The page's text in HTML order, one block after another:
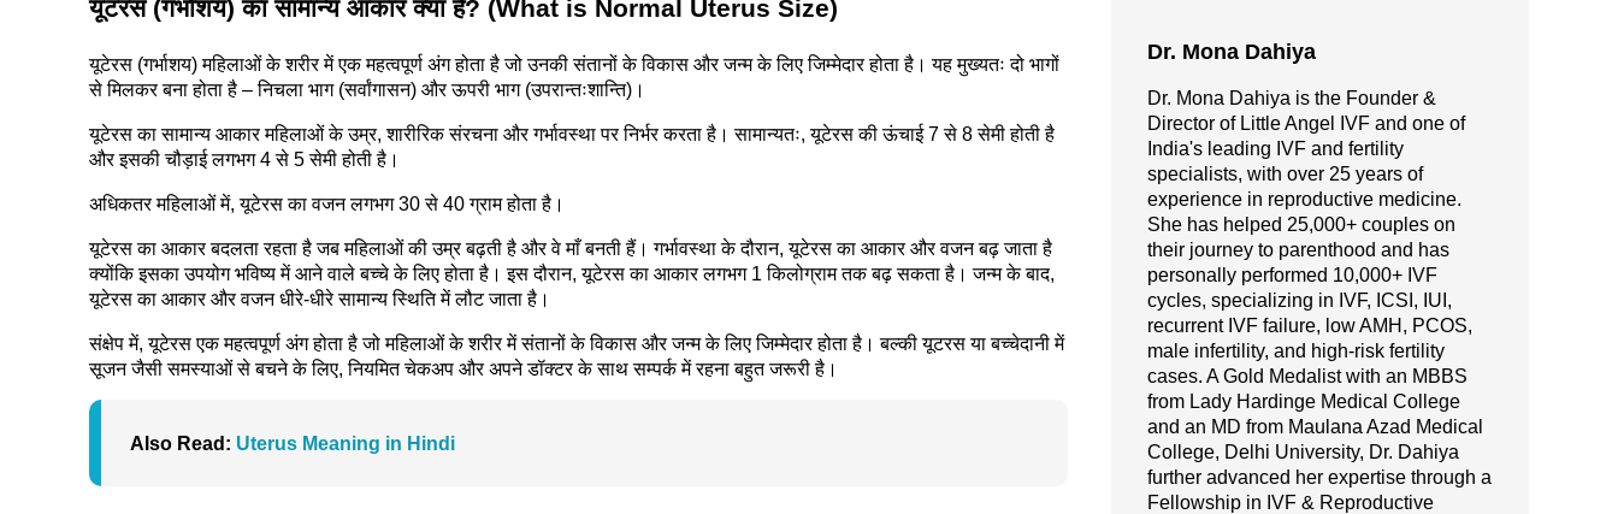
यूटरस (गर्भाशय) का सामान्य आकार क्या है? (What is Normal Uterus Size)
यूटेरस (गर्भाशय) महिलाओं के शरीर में एक महत्वपूर्ण अंग होता है जो उनकी संतानों के विकास और जन्म के लिए जिम्मेदार होता है। यह मुख्यतः दो भागों
से मिलकर बना होता है – निचला भाग (सर्वांगासन) और ऊपरी भाग (उपरान्तःशान्ति)।
यूटेरस का सामान्य आकार महिलाओं के उम्र, शारीरिक संरचना और गर्भावस्था पर निर्भर करता है। सामान्यतः, यूटेरस की ऊंचाई 7 से 8 सेमी होती है
और इसकी चौड़ाई लगभग 4 से 5 सेमी होती है।
अधिकतर महिलाओं में, यूटेरस का वजन लगभग 30 से 40 ग्राम होता है।
यूटेरस का आकार बदलता रहता है जब महिलाओं की उम्र बढ़ती है और वे माँ बनती हैं। गर्भावस्था के दौरान, यूटेरस का आकार और वजन बढ़ जाता है
क्योंकि इसका उपयोग भविष्य में आने वाले बच्चे के लिए होता है। इस दौरान, यूटेरस का आकार लगभग 1 किलोग्राम तक बढ़ सकता है। जन्म के बाद,
यूटेरस का आकार और वजन धीरे-धीरे सामान्य स्थिति में लौट जाता है।
संक्षेप में, यूटेरस एक महत्वपूर्ण अंग होता है जो महिलाओं के शरीर में संतानों के विकास और जन्म के लिए जिम्मेदार होता है। बल्की यूटरस या बच्चेदानी में
सूजन जैसी समस्याओं से बचने के लिए, नियमित चेकअप और अपने डॉक्टर के साथ सम्पर्क में रहना बहुत जरूरी है।
Also Read: Uterus Meaning in Hindi
Dr. Mona Dahiya
Dr. Mona Dahiya is the Founder &
Director of Little Angel IVF and one of
India's leading IVF and fertility
specialists, with over 25 years of
experience in reproductive medicine.
She has helped 25,000+ couples on
their journey to parenthood and has
personally performed 10,000+ IVF
cycles, specializing in IVF, ICSI, IUI,
recurrent IVF failure, low AMH, PCOS,
male infertility, and high-risk fertility
cases. A Gold Medalist with an MBBS
from Lady Hardinge Medical College
and an MD from Maulana Azad Medical
College, Delhi University, Dr. Dahiya
further advanced her expertise through a
Fellowship in IVF & Reproductive